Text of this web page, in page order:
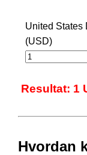
United States
(USD)
Resultat: 1
Hvordan